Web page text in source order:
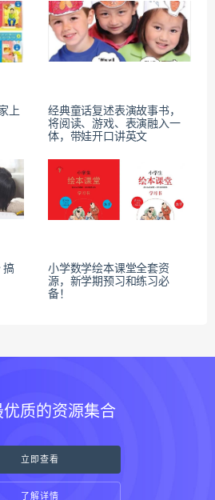
上
经典童话复述表演故事书，
将阅读、游戏、表演融入一
体，带娃开口讲英文
搞
小学数学绘本课堂全套资
源，新学期预习和练习必
备！
优质的资源集合
立即查看
了解详情